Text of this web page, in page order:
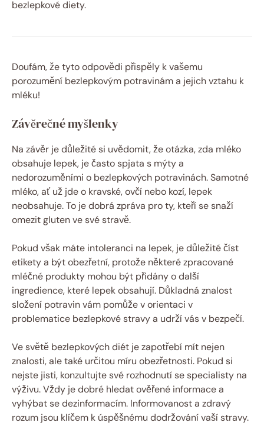
bezlepkové diety.
Doufám, že tyto odpovědi přispěly k vašemu
porozumění bezlepkovým potravinám a jejich vztahu k
mléku!
Závěrečné myšlenky
Na závěr je důležité si uvědomit, že otázka, zda mléko
obsahuje lepek, je často spjata s mýty a
nedorozuměními o bezlepkových potravinách. Samotné
mléko, ať už jde o kravské, ovčí nebo kozí, lepek
neobsahuje. To je dobrá zpráva pro ty, kteří se snaží
omezit gluten ve své stravě.
Pokud však máte intoleranci na lepek, je důležité číst
etikety a být obezřetní, protože některé zpracované
mléčné produkty mohou být přidány o další
ingredience, které lepek obsahují. Důkladná znalost
složení potravin vám pomůže v orientaci v
problematice bezlepkové stravy a udrží vás v bezpečí.
Ve světě bezlepkových diét je zapotřebí mít nejen
znalosti, ale také určitou míru obezřetnosti. Pokud si
nejste jisti, konzultujte své rozhodnutí se specialisty na
výživu. Vždy je dobré hledat ověřené informace a
vyhýbat se dezinformacím. Informovanost a zdravý
rozum jsou klíčem k úspěšnému dodržování vaší stravy.